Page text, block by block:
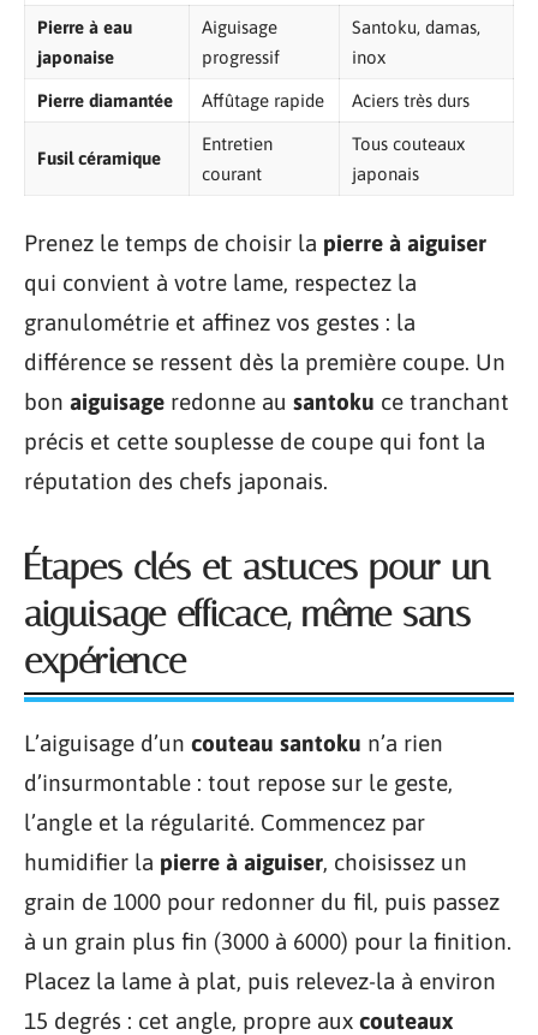
Pierre à eau
japonaise
Aiguisage
progressif
Santoku, damas,
inox
Pierre diamantée Affûtage rapide Aciers très durs
Fusil céramique
Entretien
courant
Tous couteaux
japonais
Prenez le temps de choisir la pierre à aiguiser
qui convient à votre lame, respectez la
granulométrie et affinez vos gestes : la
différence se ressent dès la première coupe. Un
bon aiguisage redonne au santoku ce tranchant
précis et cette souplesse de coupe qui font la
réputation des chefs japonais.
Étapes clés et astuces pour un
aiguisage efficace, même sans
expérience
L’aiguisage d’un couteau santoku n’a rien
d’insurmontable : tout repose sur le geste,
l’angle et la régularité. Commencez par
humidifier la pierre à aiguiser, choisissez un
grain de 1000 pour redonner du fil, puis passez
à un grain plus fin (3000 à 6000) pour la finition.
Placez la lame à plat, puis relevez-la à environ
15 degrés : cet angle, propre aux couteaux